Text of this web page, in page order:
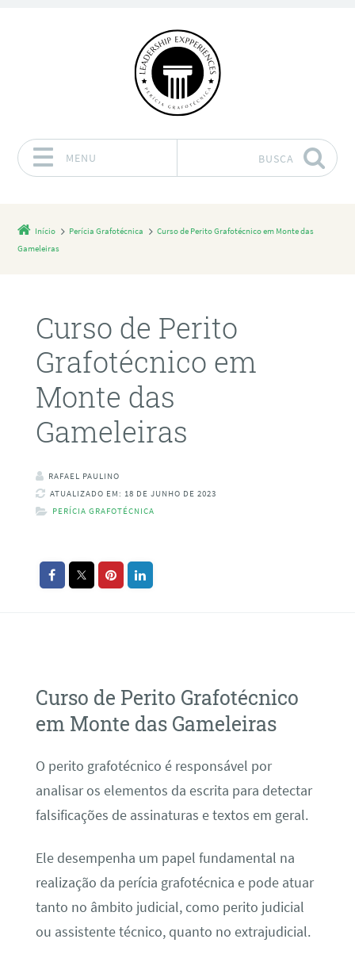
MENU BUSCA
Início Perícia Grafotécnica
Curso de Perito Grafotécnico em Monte das
Gameleiras
Curso de Perito
Grafotécnico em
Monte das
Gameleiras
RAFAEL PAULINO
ATUALIZADO EM: 18 DE JUNHO DE 2023
PERÍCIA GRAFOTÉCNICA
Curso de Perito Grafotécnico
em Monte das Gameleiras
O perito grafotécnico é responsável por
analisar os elementos da escrita para detectar
falsificações de assinaturas e textos em geral.
Ele desempenha um papel fundamental na
realização da perícia grafotécnica e pode atuar
tanto no âmbito judicial, como perito judicial
ou assistente técnico, quanto no extrajudicial.